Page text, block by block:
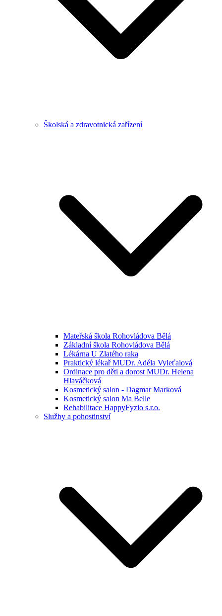
Školská a zdravotnická zařízení
Mateřská škola Rohovládova Bělá
Základní škola Rohovládova Bělá
Lékárna U Zlatého raka
Praktický lékař MUDr. Adéla Vyleťalová
Ordinace pro děti a dorost MUDr. Helena
Hlaváčková
Kosmetický salon - Dagmar Marková
Kosmetický salon Ma Belle
Rehabilitace HappyFyzio s.r.o.
Služby a pohostinství